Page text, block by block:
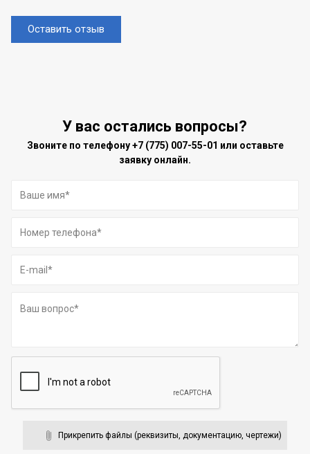
Оставить отзыв
У вас остались вопросы?
Звоните по телефону+7 (775) 007-55-01 или оставьте
заявку онлайн.
Прикрепить файлы (реквизиты, документацию, чертежи)